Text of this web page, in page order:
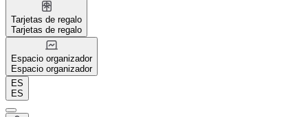
Tarjetas de regalo
Tarjetas de regalo
Espacio organizador
Espacio organizador
ES
ES